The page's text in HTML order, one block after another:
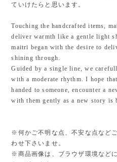
ていけたらと思います。
Touching the handcrafted items,
deliver warmth like a gentle light
maitri began with the desire to
shining through.
Guided by a single line, we
with a moderate rhythm. I hope
handed to someone, encounter a
with them gently as a new story is
※何かご不明な点、不安な点など
わせ下さいませ。
※商品画像は、ブラウザ環境など